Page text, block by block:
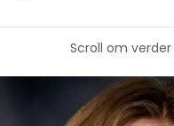
Scroll om